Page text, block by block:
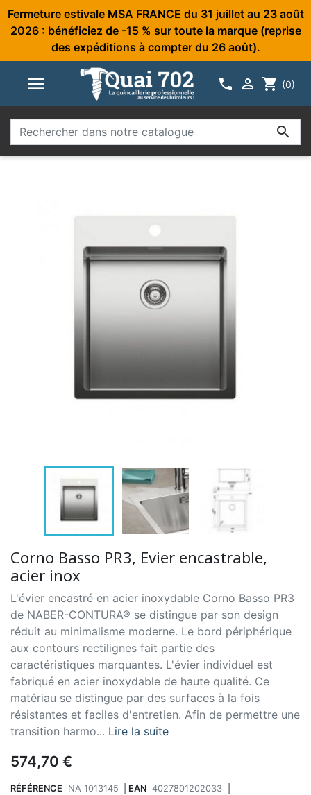
Fermeture estivale MSA FRANCE du 31 juillet au 23 août
2026 : bénéficiez de -15 % sur toute la marque (reprise
des expéditions à compter du 26 août).
   shopping_cart (0)

Corno Basso PR3, Evier encastrable,
acier inox
L'évier encastré en acier inoxydable Corno Basso PR3
de NABER-CONTURA® se distingue par son design
réduit au minimalisme moderne. Le bord périphérique
aux contours rectilignes fait partie des
caractéristiques marquantes. L'évier individuel est
fabriqué en acier inoxydable de haute qualité. Ce
matériau se distingue par des surfaces à la fois
résistantes et faciles d'entretien. Afin de permettre une
transition harmo... Lire la suite
574,70 €
RÉFÉRENCE NA 1013145 EAN 4027801202033